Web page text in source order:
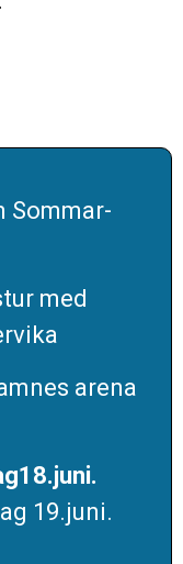
Sommar-
med
arena
19.juni.